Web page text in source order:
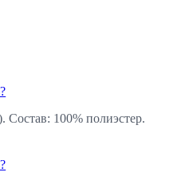
Состав: 100% полиэстер.